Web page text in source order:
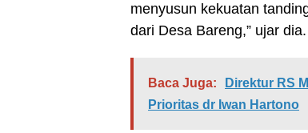
menyusun kekuatan
dari Desa Bareng,” ujar dia.
Baca Juga:
Direktur RS
Prioritas dr Iwan Hartono